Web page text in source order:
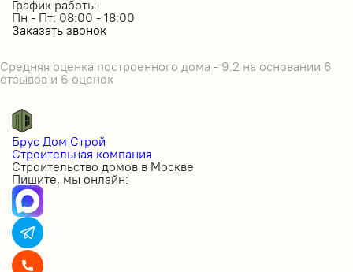
График работы
Пн - Пт: 08:00 - 18:00
Заказать звонок
Средняя оценка построенного дома - 9.2 на основании 6
отзывов и 6 оценок
Брус Дом Строй
Строительная компания
Строительство домов в Москве
Пишите, мы онлайн: